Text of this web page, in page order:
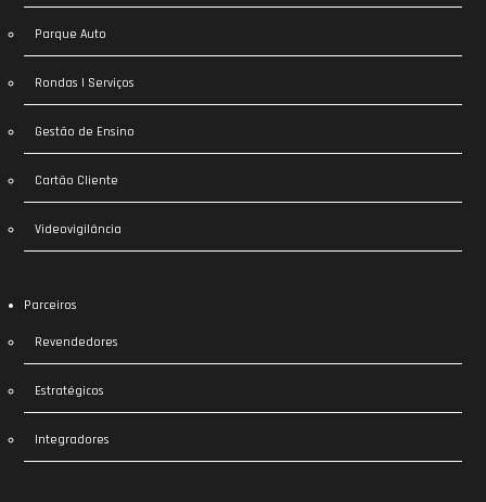
Parque Auto
Rondas | Serviços
Gestão de Ensino
Cartão Cliente
Videovigilância
Parceiros
Revendedores
Estratégicos
Integradores